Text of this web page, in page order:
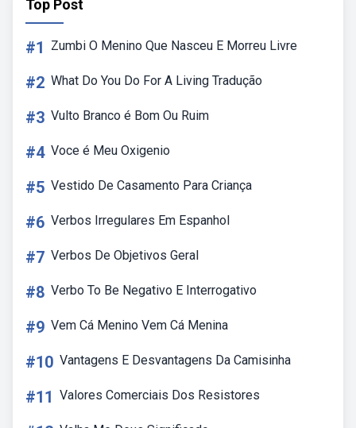
Top Post
#1 Zumbi O Menino Que Nasceu E Morreu Livre
#2 What Do You Do For A Living Tradução
#3 Vulto Branco é Bom Ou Ruim
#4 Voce é Meu Oxigenio
#5 Vestido De Casamento Para Criança
#6 Verbos Irregulares Em Espanhol
#7 Verbos De Objetivos Geral
#8 Verbo To Be Negativo E Interrogativo
#9 Vem Cá Menino Vem Cá Menina
#10 Vantagens E Desvantagens Da Camisinha
#11 Valores Comerciais Dos Resistores